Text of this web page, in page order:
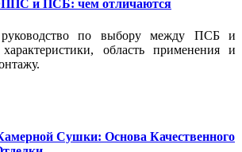
и ПСБ: чем отличаются
руководство по выбору между ПСБ и
область применения и
Сушки: Основа Качественного